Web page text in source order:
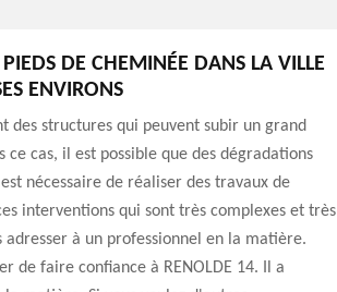
DE CHEMINÉE DANS LA VILLE
ENVIRONS
des structures qui peuvent subir un grand
ce cas, il est possible que des dégradations
nécessaire de réaliser des travaux de
interventions qui sont très complexes et très
adresser à un professionnel en la matière.
de faire confiance à RENOLDE 14. Il a